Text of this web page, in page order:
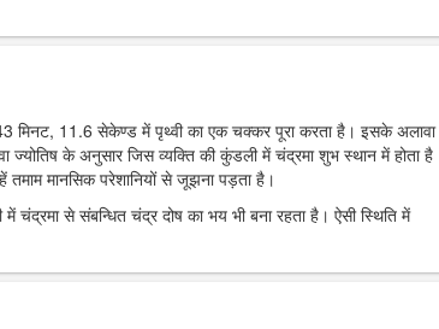
मिनट, 11.6 सेकेण्ड में पृथ्वी का एक चक्कर पूरा करता है। इसके अलावा
ज्योतिष के अनुसार जिस व्यक्ति की कुंडली में चंद्रमा शुभ स्थान में होता है
मानसिक परेशानियों से जूझना पड़ता है।
से संबन्धित चंद्र दोष का भय भी बना रहता है। ऐसी स्थिति में